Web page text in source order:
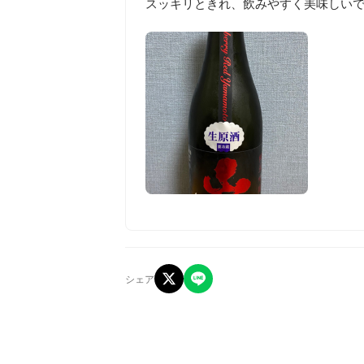
スッキリときれ、飲みやすく美味しい
シェア